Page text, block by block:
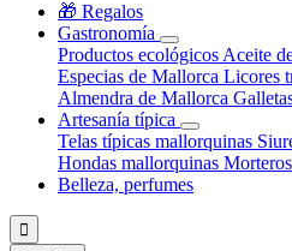
🎁 Regalos
Gastronomía
Productos ecológicos Aceite
Especias de Mallorca Licores
Almendra de Mallorca
Artesanía típica
Telas típicas mallorquinas
Hondas mallorquinas Morteros
Belleza, perfumes
